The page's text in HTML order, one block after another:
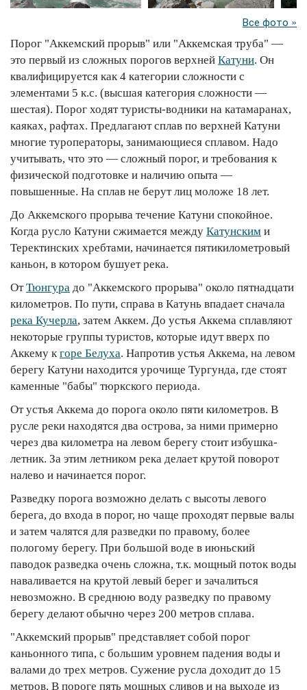
Все фото »
Порог "Аккемский прорыв" или "Аккемская труба" —
это первый из сложных порогов верхней Катуни. Он
квалифицируется как 4 категории сложности с
элементами 5 к.с. (высшая категория сложности —
шестая). Порог ходят туристы-водники на катамаранах,
каяках, рафтах. Предлагают сплав по верхней Катуни
многие туроператоры, занимающиеся сплавом. Надо
учитывать, что это — сложный порог, и требования к
физической подготовке и наличию опыта —
повышенные. На сплав не берут лиц моложе 18 лет.
До Аккемского прорыва течение Катуни спокойное.
Когда русло Катуни сжимается между Катунским и
Теректинских хребтами, начинается пятикилометровый
каньон, в котором бушует река.
ОтТюнгура до "Аккемского прорыва" около пятнадцати
километров. По пути, справа в Катунь впадает сначала
река Кучерла, затем Аккем. До устья Аккема сплавляют
некоторые группы туристов, которые идут вверх по
Аккему к горе Белуха. Напротив устья Аккема, на левом
берегу Катуни находится урочище Тургунда, где стоят
каменные "бабы" тюркского периода.
От устья Аккема до порога около пяти километров. В
русле реки находятся два острова, за ними примерно
через два километра на левом берегу стоит избушка-
летник. За этим летником река делает крутой поворот
налево и начинается порог.
Разведку порога возможно делать с высоты левого
берега, до входа в порог, но чаще проходят первые валы
и затем чалятся для разведки по правому, более
пологому берегу. При большой воде в июньский
паводок разведка очень сложна, т.к. мощный поток воды
наваливается на крутой левый берег и зачалиться
невозможно. В среднюю воду разведку по правому
берегу делают обычно через 200 метров сплава.
"Аккемский прорыв" представляет собой порог
каньонного типа, с большим уровнем падения воды и
валами до трех метров. Сужение русла доходит до 15
метров. В пороге пять мощных сливов и на выходе из